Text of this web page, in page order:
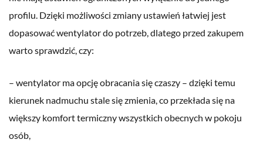
profilu. Dzięki możliwości zmiany ustawień łatwiej jest
dopasować wentylator do potrzeb, dlatego przed zakupem
warto sprawdzić, czy:
– wentylator ma opcję obracania się czaszy – dzięki temu
kierunek nadmuchu stale się zmienia, co przekłada się na
większy komfort termiczny wszystkich obecnych w pokoju
osób,